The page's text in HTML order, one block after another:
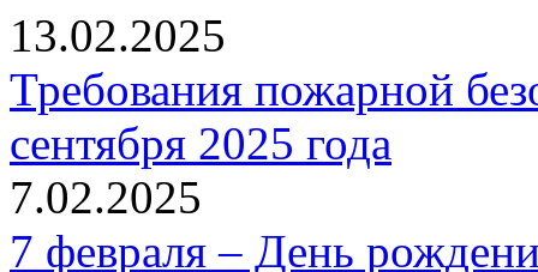
13.02.2025
Требования пожарной
сентября 2025 года
7.02.2025
7 февраля – День